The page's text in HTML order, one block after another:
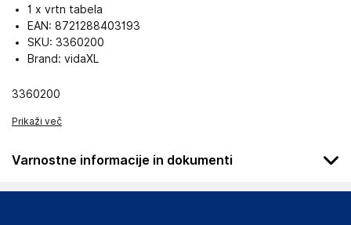
1 x vrtn tabela
EAN: 8721288403193
SKU: 3360200
Brand: vidaXL
3360200
Prikaži več
Varnostne informacije in dokumenti
Podatki o proizvajalcu